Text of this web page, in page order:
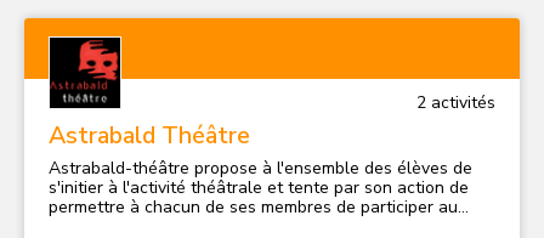
2 activités
Astrabald Théâtre
Astrabald-théâtre propose à l'ensemble des élèves de
s'initier à l'activité théâtrale et tente par son action de
permettre à chacun de ses membres de participer au